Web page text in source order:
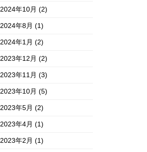
2024年10月(2)
2024年8月(1)
2024年1月(2)
2023年12月(2)
2023年11月(3)
2023年10月(5)
2023年5月(2)
2023年4月(1)
2023年2月(1)